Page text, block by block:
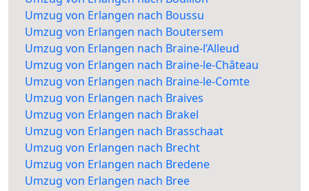
Umzug von Erlangen nach Boussu
Umzug von Erlangen nach Boutersem
Umzug von Erlangen nach Braine-l’Alleud
Umzug von Erlangen nach Braine-le-Château
Umzug von Erlangen nach Braine-le-Comte
Umzug von Erlangen nach Braives
Umzug von Erlangen nach Brakel
Umzug von Erlangen nach Brasschaat
Umzug von Erlangen nach Brecht
Umzug von Erlangen nach Bredene
Umzug von Erlangen nach Bree